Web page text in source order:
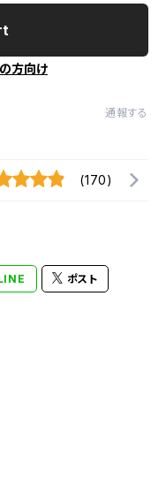
方向け
通報する
(170)
ポスト